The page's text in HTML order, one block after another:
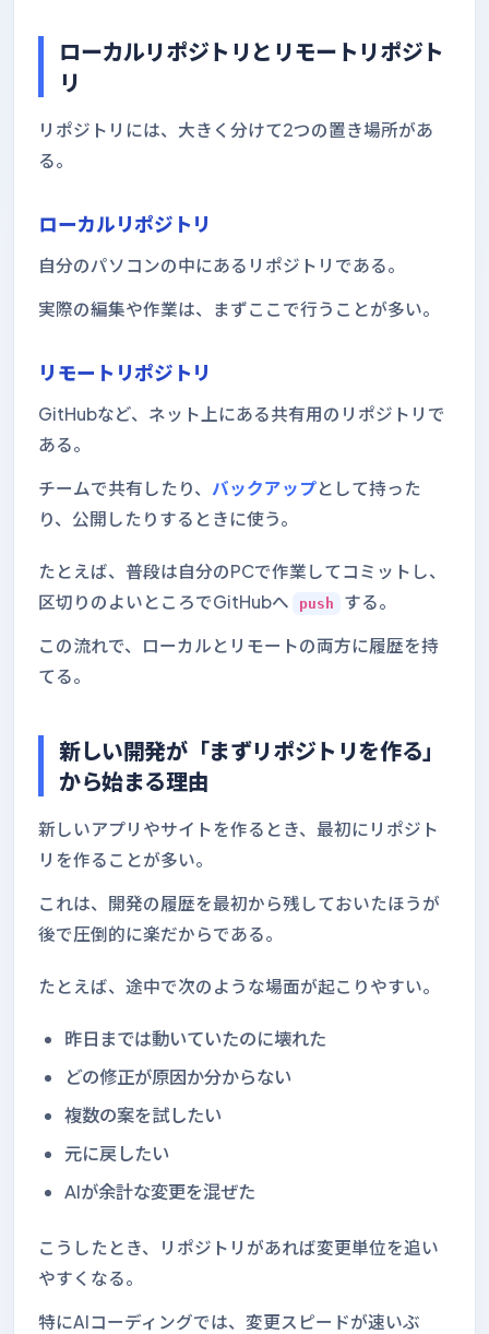
ローカルリポジトリとリモートリポジト
リ
リポジトリには、大きく分けて2つの置き場所があ
る。
ローカルリポジトリ
自分のパソコンの中にあるリポジトリである。
実際の編集や作業は、まずここで行うことが多い。
リモートリポジトリ
GitHubなど、ネット上にある共有用のリポジトリで
ある。
チームで共有したり、 バックアップとして持った
り、公開したりするときに使う。
たとえば、普段は自分のPCで作業してコミットし、
区切りのよいところでGitHubへ
push する。
この流れで、ローカルとリモートの両方に履歴を持
てる。
新しい開発が「まずリポジトリを作る」
から始まる理由
新しいアプリやサイトを作るとき、最初にリポジト
リを作ることが多い。
これは、開発の履歴を最初から残しておいたほうが
後で圧倒的に楽だからである。
たとえば、途中で次のような場面が起こりやすい。
昨日までは動いていたのに壊れた
どの修正が原因か分からない
複数の案を試したい
元に戻したい
AIが余計な変更を混ぜた
こうしたとき、リポジトリがあれば変更単位を追い
やすくなる。
特にAIコーディングでは、変更スピードが速いぶ